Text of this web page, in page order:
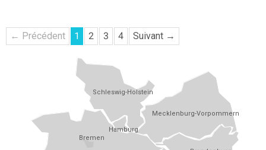
← Précédent 1 2 3 4 Suivant →
Bremen
Hamburg
Schleswig-Holstein
Mecklenburg-Vorpommern